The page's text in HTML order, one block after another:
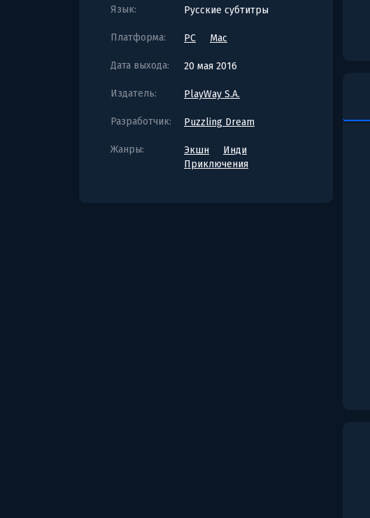
Язык: Русские субтитры
Платформа: PC Mac
Дата выхода: 20 мая 2016
Издатель: PlayWay S.A.
Разработчик: Puzzling Dream
Жанры: Экшн
Инди
Приключения